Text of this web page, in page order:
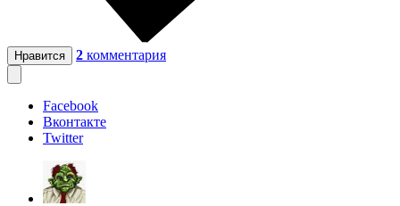
Нравится 2 комментария
Facebook
Вконтакте
Twitter